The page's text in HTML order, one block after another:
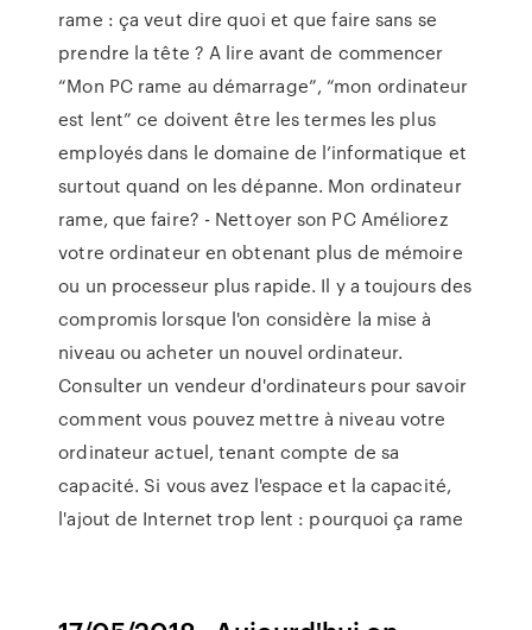
rame : ça veut dire quoi et que faire sans se
prendre la tête ? A lire avant de commencer
“Mon PC rame au démarrage”, “mon ordinateur
est lent” ce doivent être les termes les plus
employés dans le domaine de l’informatique et
surtout quand on les dépanne. Mon ordinateur
rame, que faire? - Nettoyer son PC Améliorez
votre ordinateur en obtenant plus de mémoire
ou un processeur plus rapide. Il y a toujours des
compromis lorsque l'on considère la mise à
niveau ou acheter un nouvel ordinateur.
Consulter un vendeur d'ordinateurs pour savoir
comment vous pouvez mettre à niveau votre
ordinateur actuel, tenant compte de sa
capacité. Si vous avez l'espace et la capacité,
l'ajout de Internet trop lent : pourquoi ça rame